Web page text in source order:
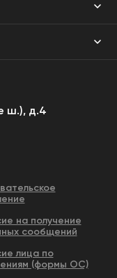
ш.), д.4
на получение
сообщений
лица по
(формы ОС)